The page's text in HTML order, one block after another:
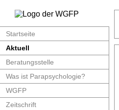
Startseite
Aktuell
Beratungsstelle
Was ist Parapsychologie?
WGFP
Zeitschrift